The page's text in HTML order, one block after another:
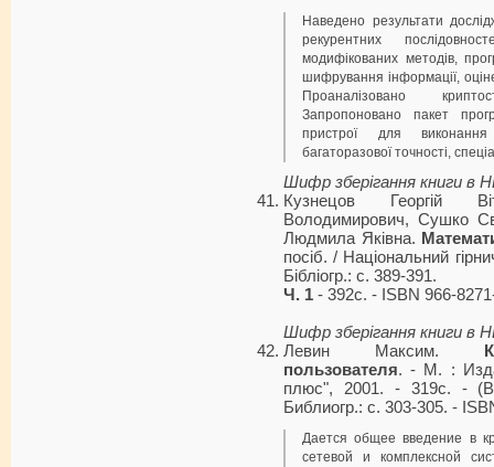
Наведено результати
рекурентних
модифікованих методів,
шифрування інформації,
Проаналізовано
Запропоновано пакет
пристрої для
багаторазової точності,
Шифр зберігання книги в
Кузнецов Георгій
Володимирович, Сушко
Людмила Яківна.
посіб. / Національний
Бібліогр.: с. 389-391.
Ч. 1 - 392с. - ISBN 966-
Шифр зберігання книги в
Левин Максим.
пользователя. - М. :
плюс", 2001. - 319с. -
Библиогр.: с. 303-305. -
Дается общее введение в
сетевой и комплексной